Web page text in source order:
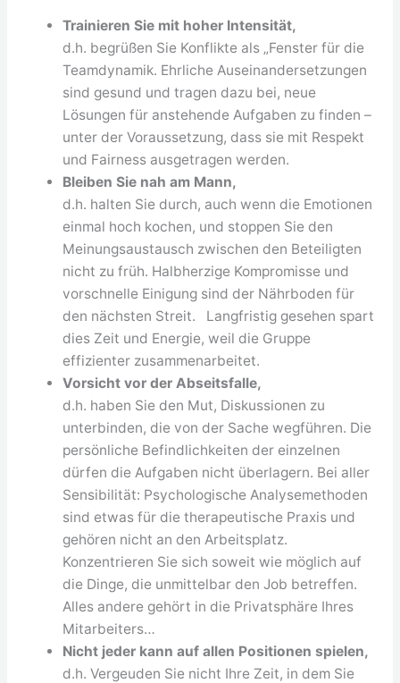
Trainieren Sie mit hoher Intensität,
d.h. begrüßen Sie Konflikte als „Fenster für die
Teamdynamik. Ehrliche Auseinandersetzungen
sind gesund und tragen dazu bei, neue
Lösungen für anstehende Aufgaben zu finden –
unter der Voraussetzung, dass sie mit Respekt
und Fairness ausgetragen werden.
Bleiben Sie nah am Mann,
d.h. halten Sie durch, auch wenn die Emotionen
einmal hoch kochen, und stoppen Sie den
Meinungsaustausch zwischen den Beteiligten
nicht zu früh. Halbherzige Kompromisse und
vorschnelle Einigung sind der Nährboden für
den nächsten Streit. Langfristig gesehen spart
dies Zeit und Energie, weil die Gruppe
effizienter zusammenarbeitet.
Vorsicht vor der Abseitsfalle,
d.h. haben Sie den Mut, Diskussionen zu
unterbinden, die von der Sache wegführen. Die
persönliche Befindlichkeiten der einzelnen
dürfen die Aufgaben nicht überlagern. Bei aller
Sensibilität: Psychologische Analysemethoden
sind etwas für die therapeutische Praxis und
gehören nicht an den Arbeitsplatz.
Konzentrieren Sie sich soweit wie möglich auf
die Dinge, die unmittelbar den Job betreffen.
Alles andere gehört in die Privatsphäre Ihres
Mitarbeiters…
Nicht jeder kann auf allen Positionen spielen,
d.h. Vergeuden Sie nicht Ihre Zeit, in dem Sie